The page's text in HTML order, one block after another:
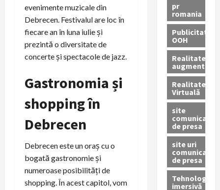
evenimente muzicale din
Debrecen. Festivalul are loc în
fiecare an în luna iulie și
prezintă o diversitate de
concerte și spectacole de jazz.
Gastronomia și
shopping în
Debrecen
Debrecen este un oraș cu o
bogată gastronomie și
numeroase posibilități de
shopping. În acest capitol, vom
pr
romania
Publicitate
OOH
Realitatea
augmentată
Realitatea
Virtuală
site
comunicate
de presa
site uri
comunicate
de presa
Tehnologie
imersivă